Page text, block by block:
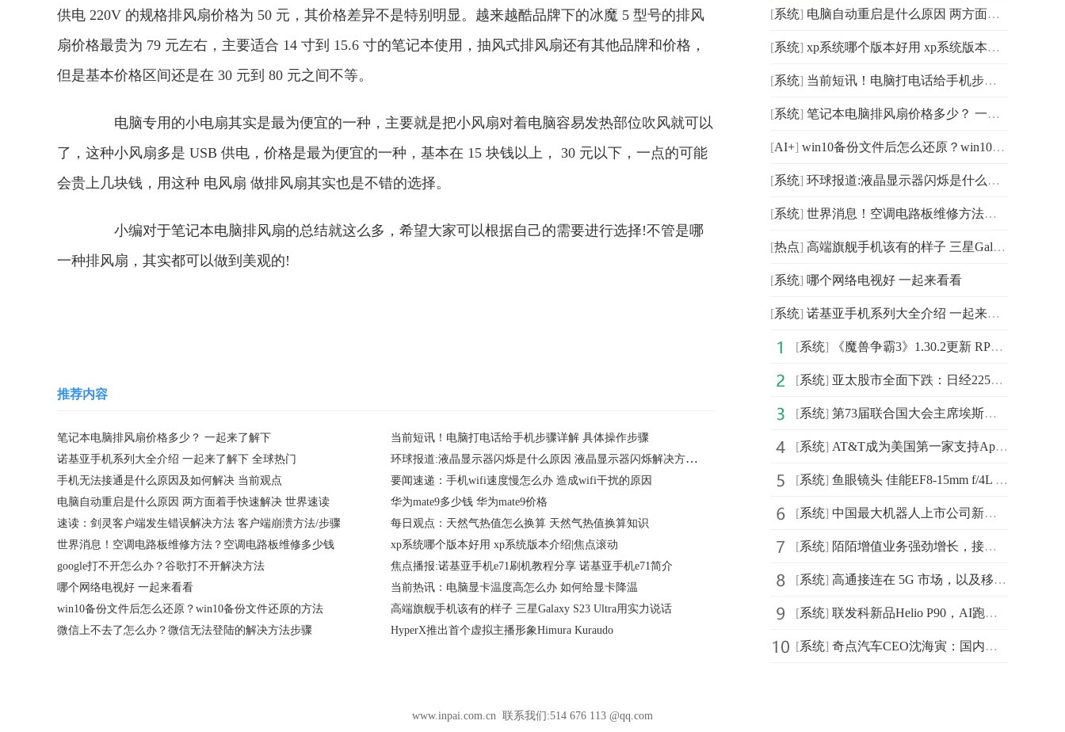
供电 220V 的规格排风扇价格为 50 元，其价格差异不是特别明显。越来越酷品牌下的冰魔 5 型号的排风
扇价格最贵为 79 元左右，主要适合 14 寸到 15.6 寸的笔记本使用，抽风式排风扇还有其他品牌和价格，
但是基本价格区间还是在 30 元到 80 元之间不等。
电脑专用的小电扇其实是最为便宜的一种，主要就是把小风扇对着电脑容易发热部位吹风就可以
了，这种小风扇多是 USB 供电，价格是最为便宜的一种，基本在 15 块钱以上， 30 元以下，一点的可能
会贵上几块钱，用这种 电风扇 做排风扇其实也是不错的选择。
小编对于笔记本电脑排风扇的总结就这么多，希望大家可以根据自己的需要进行选择!不管是哪
一种排风扇，其实都可以做到美观的!
推荐内容
笔记本电脑排风扇价格多少？ 一起来了解下
当前短讯！电脑打电话给手机步骤详解 具体操作步骤
诺基亚手机系列大全介绍 一起来了解下 全球热门
环球报道:液晶显示器闪烁是什么原因 液晶显示器闪烁解决方法介绍
手机无法接通是什么原因及如何解决 当前观点
要闻速递：手机wifi速度慢怎么办 造成wifi干扰的原因
电脑自动重启是什么原因 两方面着手快速解决 世界速读
华为mate9多少钱 华为mate9价格
速读：剑灵客户端发生错误解决方法 客户端崩溃方法/步骤
每日观点：天然气热值怎么换算 天然气热值换算知识
世界消息！空调电路板维修方法？空调电路板维修多少钱
xp系统哪个版本好用 xp系统版本介绍|焦点滚动
google打不开怎么办？谷歌打不开解决方法
焦点播报:诺基亚手机e71刷机教程分享 诺基亚手机e71简介
哪个网络电视好 一起来看看
当前热讯：电脑显卡温度高怎么办 如何给显卡降温
win10备份文件后怎么还原？win10备份文件还原的方法
高端旗舰手机该有的样子 三星Galaxy S23 Ultra用实力说话
微信上不去了怎么办？微信无法登陆的解决方法步骤
​HyperX推出首个虚拟主播形象Himura Kuraudo
[系统] 电脑自动重启是什么原因 两方面着手快速解决 世界速读
[系统] xp系统哪个版本好用 xp系统版本介绍|焦点滚动
[系统] 当前短讯！电脑打电话给手机步骤详解 具体操作步骤
[系统] 笔记本电脑排风扇价格多少？ 一起来了解下
[AI+] win10备份文件后怎么还原？win10备份文件还原的方法
[系统] 环球报道:液晶显示器闪烁是什么原因 液晶显示器闪烁解决
[系统] 世界消息！空调电路板维修方法？空调电路板维修多少钱
[热点] 高端旗舰手机该有的样子 三星Galaxy S23 Ultra用实力说话
[系统] 哪个网络电视好 一起来看看
[系统] 诺基亚手机系列大全介绍 一起来了解下 全球热门
[系统] 《魔兽争霸3》1.30.2更新 RPG地图进行了世界合服
[系统] 亚太股市全面下跌：日经225指数跌1.3%
[系统] 第73届联合国大会主席埃斯皮诺萨4日宣布启动全球反塑料污
[系统] AT&T成为美国第一家支持Apple eSIM技术的运营商
[系统] 鱼眼镜头 佳能EF8-15mm f/4L 售价7799元
[系统] 中国最大机器人上市公司新松创始人曲道奎发表：《AI 赋
[系统] 陌陌增值业务强劲增长，接棒直播成新驱动
[系统] 高通接连在 5G 市场，以及移动芯片布局刷新市场的三观
[系统] 联发科新品Helio P90，AI跑分高但CPU及GPU性能未知
[系统] 奇点汽车CEO沈海寅：国内汽车行业迎来“奇点”
www.inpai.com.cn 联系我们:514 676 113 @qq.com